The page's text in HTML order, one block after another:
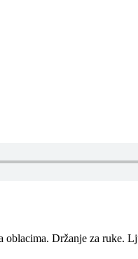
oblacima. Držanje za ruke.